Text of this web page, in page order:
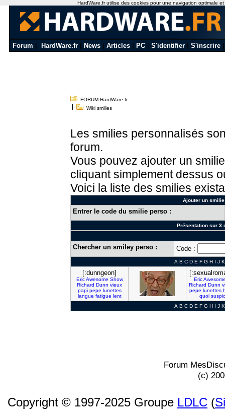
Forum HardWare.fr News Articles PC S'identifier S'inscrire
FORUM HardWare.fr
Wiki smilies
Les smilies personnalisés
forum.
Vous pouvez ajouter un
cliquant simplement dessus
Voici la liste des smilies
Ajouter un
Entrer le code du smilie perso :
Présentation sur 3
Chercher un smiley perso : Code :
A B C D E F G H I J K
[:dunngeon]
Eric Awesome Show
Richard Dunn vieux
papi pepe lunettes
langue fatigue lent
Eric
Richard Dunn
pepe lunettes
quoi
A B C D E F G H I J K
Forum
(c)
Copyright © 1997-2025 Groupe LDLC (
HardWare.fr utilise des cookies pour une navigation optimale